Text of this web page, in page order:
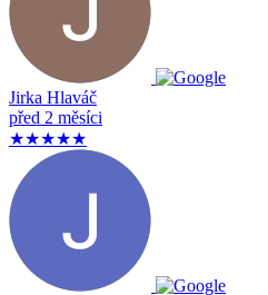
Jirka Hlaváč
před 2 měsíci
★★★★★